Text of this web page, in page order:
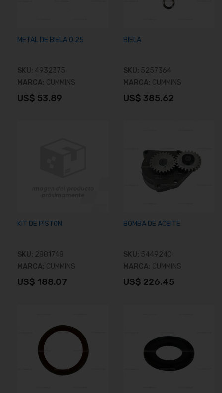
METAL DE BIELA 0.25
SKU: 4932375
MARCA: CUMMINS
US$ 53.89
BIELA
SKU: 5257364
MARCA: CUMMINS
US$ 385.62
KIT DE PISTÓN
SKU: 2881748
MARCA: CUMMINS
US$ 188.07
BOMBA DE ACEITE
SKU: 5449240
MARCA: CUMMINS
US$ 226.45